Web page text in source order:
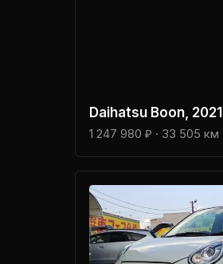
Daihatsu Boon , 2021
1 247 980 ₽ · 33 505 км